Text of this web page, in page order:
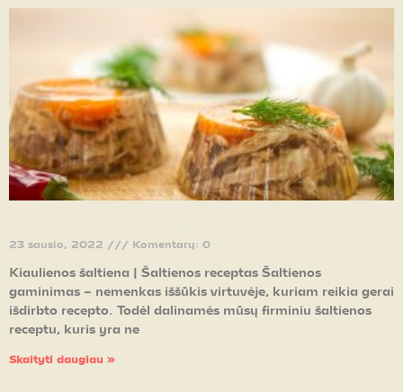
23 sausio, 2022 Komentarų: 0
Kiaulienos šaltiena | Šaltienos receptas Šaltienos
gaminimas – nemenkas iššūkis virtuvėje, kuriam reikia gerai
išdirbto recepto. Todėl dalinamės mūsų firminiu šaltienos
receptu, kuris yra ne
Skaityti daugiau »